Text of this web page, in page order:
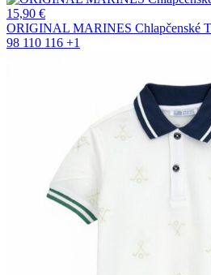
15,90 €
ORIGINAL MARINES Chlapčenské
98 110 116 +1